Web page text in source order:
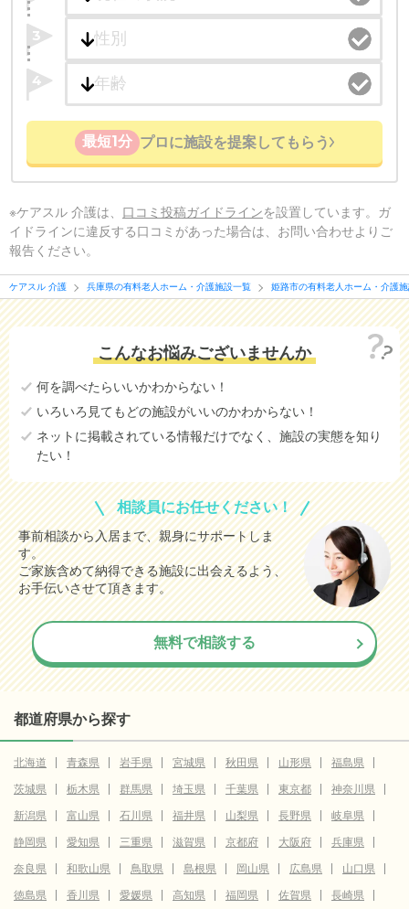
3
4
最短1分 プロに施設を提案してもらう
※ケアスル 介護は、 口コミ投稿ガイドラインを設置しています。ガ
イドラインに違反する口コミがあった場合は、お問い合わせよりご
報告ください。
ケアスル 介護 兵庫県の有料老人ホーム・介護施設一覧 姫路市の有料老人ホーム・介護
こんなお悩みございませんか
何を調べたらいいかわからない！
いろいろ見てもどの施設がいいのかわからない！
ネットに掲載されている情報だけでなく、施設の実態を知り
たい！
相談員にお任せください！
事前相談から入居まで、親身にサポートしま
す。
ご家族含めて納得できる施設に出会えるよう、
お手伝いさせて頂きます。
無料で相談する
都道府県から探す
北海道 青森県 岩手県 宮城県 秋田県 山形県
福島県
茨城県
栃木県 群馬県 埼玉県 千葉県 東京都
神奈川県
新潟県
富山県 石川県 福井県 山梨県 長野県
岐阜県
静岡県
愛知県 三重県 滋賀県 京都府 大阪府
兵庫県
奈良県
和歌山県 鳥取県 島根県 岡山県 広島県
山口県
徳島県
香川県 愛媛県 高知県 福岡県 佐賀県 長崎県